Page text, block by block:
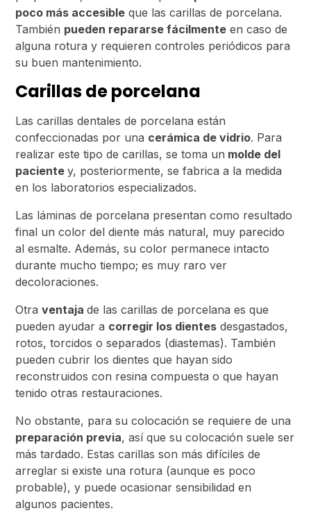
poco más accesible que las carillas de porcelana.
También pueden repararse fácilmente en caso de
alguna rotura y requieren controles periódicos para
su buen mantenimiento.
Carillas de porcelana
Las carillas dentales de porcelana están
confeccionadas por una cerámica de vidrio. Para
realizar este tipo de carillas, se toma un molde del
pacientey, posteriormente, se fabrica a la medida
en los laboratorios especializados.
Las láminas de porcelana presentan como resultado
final un color del diente más natural, muy parecido
al esmalte. Además, su color permanece intacto
durante mucho tiempo; es muy raro ver
decoloraciones.
Otraventajade las carillas de porcelana es que
pueden ayudar a corregir los dientes desgastados,
rotos, torcidos o separados (diastemas). También
pueden cubrir los dientes que hayan sido
reconstruidos con resina compuesta o que hayan
tenido otras restauraciones.
No obstante, para su colocación se requiere de una
preparación previa, así que su colocación suele ser
más tardado. Estas carillas son más difíciles de
arreglar si existe una rotura (aunque es poco
probable), y puede ocasionar sensibilidad en
algunos pacientes.